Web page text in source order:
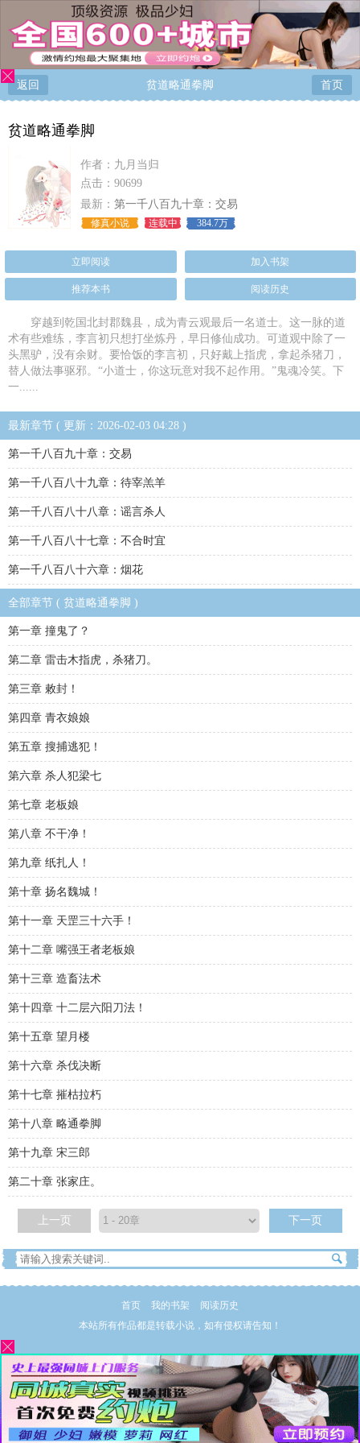
返回 贫道略通拳脚 首页
贫道略通拳脚
作者： 九月当归
点击：90699
最新： 第一千八百九十章：交易
修真小说 连载中 384.7万
立即阅读 加入书架
推荐本书 阅读历史
穿越到乾国北封郡魏县，成为青云观最后一名道士。这一脉的道
术有些难练，李言初只想打坐炼丹，早日修仙成功。可道观中除了一
头黑驴，没有余财。要恰饭的李言初，只好戴上指虎，拿起杀猪刀，
替人做法事驱邪。“小道士，你这玩意对我不起作用。”鬼魂冷笑。下
一......
最新章节 ( 更新：2026-02-03 04:28 )
第一千八百九十章：交易
第一千八百八十九章：待宰羔羊
第一千八百八十八章：谣言杀人
第一千八百八十七章：不合时宜
第一千八百八十六章：烟花
全部章节 ( 贫道略通拳脚 )
第一章 撞鬼了？
第二章 雷击木指虎，杀猪刀。
第三章 敕封！
第四章 青衣娘娘
第五章 搜捕逃犯！
第六章 杀人犯梁七
第七章 老板娘
第八章 不干净！
第九章 纸扎人！
第十章 扬名魏城！
第十一章 天罡三十六手！
第十二章 嘴强王者老板娘
第十三章 造畜法术
第十四章 十二层六阳刀法！
第十五章 望月楼
第十六章 杀伐决断
第十七章 摧枯拉朽
第十八章 略通拳脚
第十九章 宋三郎
第二十章 张家庄。
上一页 下一页
首页 我的书架
阅读历史
本站所有作品都是转载小说，如有侵权请告知！